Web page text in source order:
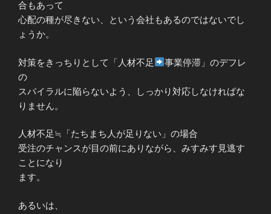
合もあって
心配の種が尽きない、という会社もあるのではないでし
ょうか。
対策をきっちりとして「人材不足
事業停滞」のデフレ
の
スパイラルに陥らないよう、しっかり対応しなければな
りません。
人材不足≒「たちまち人が足りない」の場合
受注のチャンスが目の前にありながら、みすみす見逃す
ことになり
ます。
あるいは、